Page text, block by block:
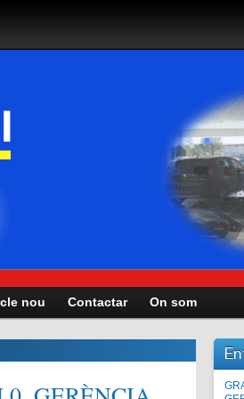
nou Contactar On som